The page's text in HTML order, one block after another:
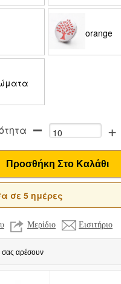
orange
+
Προσθήκη Στο Καλάθι
σε 5 ημέρες
Μερίδιο Εισιτήριο
σας αρέσουν